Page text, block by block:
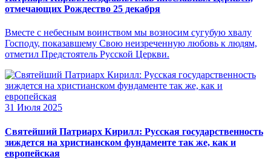
отмечающих Рождество 25 декабря
Вместе с небесным воинством мы возносим сугубую хвалу
Господу, показавшему Свою неизреченную любовь к людям,
отметил Предстоятель Русской Церкви.
31 Июля 2025
Святейший Патриарх Кирилл: Русская государственность
зиждется на христианском фундаменте так же, как и
европейская